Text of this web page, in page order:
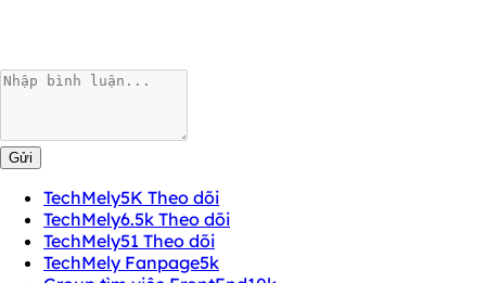
Gửi
TechMely5K Theo dõi
TechMely6.5k Theo dõi
TechMely51 Theo dõi
TechMely Fanpage5k